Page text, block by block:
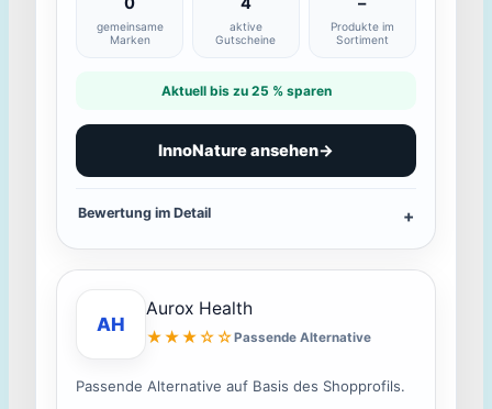
gemeinsame
Marken
aktive
Gutscheine
Produkte im
Sortiment
Aktuell bis zu 25 % sparen
InnoNature ansehen→
Bewertung im Detail
AH
Aurox Health
★★★☆☆Passende Alternative
Passende Alternative auf Basis des Shopprofils.